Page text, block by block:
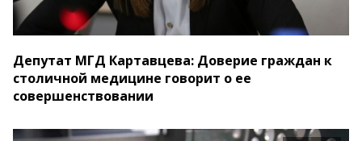
Депутат МГД Картавцева: Доверие граждан к
столичной медицине говорит о ее
совершенствовании